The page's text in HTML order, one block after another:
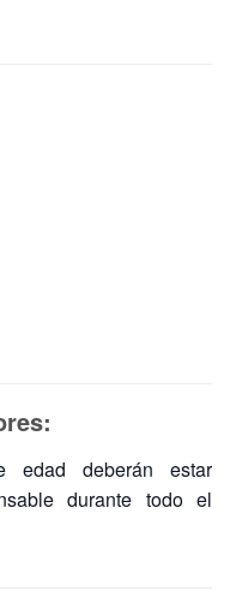
deberán estar
durante todo el